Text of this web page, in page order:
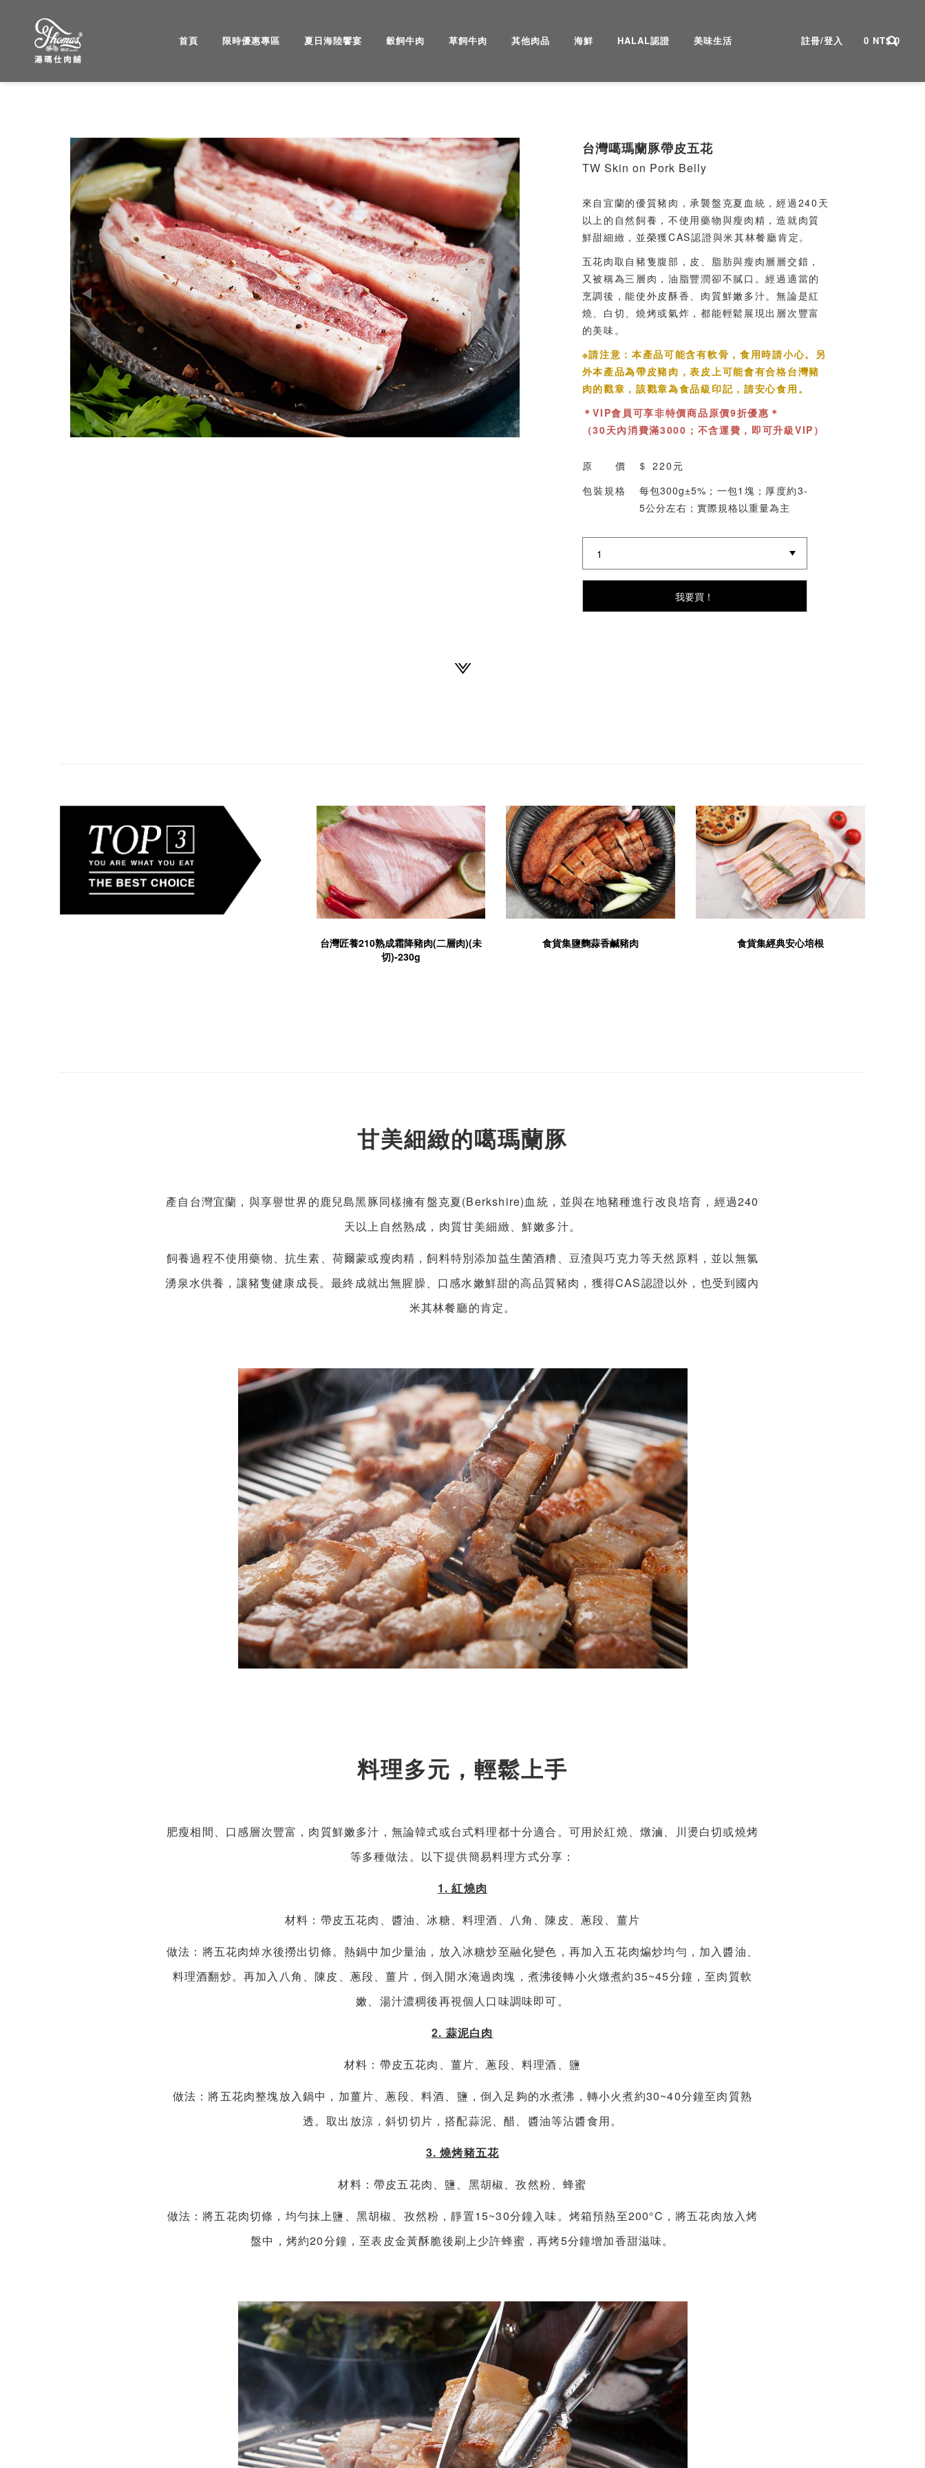
首頁 限時優惠專區 夏日海陸饗宴 穀飼牛肉 草飼牛肉 其他肉品 海鮮 HALAL認證 美味生活 註冊/登入 0 NT$ 0
Previous Next 台灣噶瑪蘭豚帶皮五花
TW Skin on Pork Belly
來自宜蘭的優質豬肉，承襲盤克夏血統，經過240天
以上的自然飼養，不使用藥物與瘦肉精，造就肉質
鮮甜細緻，並榮獲CAS認證與米其林餐廳肯定。
五花肉取自豬隻腹部，皮、脂肪與瘦肉層層交錯，
又被稱為三層肉，油脂豐潤卻不膩口。經過適當的
烹調後，能使外皮酥香、肉質鮮嫩多汁。無論是紅
燒、白切、燒烤或氣炸，都能輕鬆展現出層次豐富
的美味。
※請注意：本產品可能含有軟骨，食用時請小心。另
外本產品為帶皮豬肉，表皮上可能會有合格台灣豬
肉的戳章，該戳章為食品級印記，請安心食用。
＊VIP會員可享非特價商品原價9折優惠＊
（30天內消費滿3000；不含運費，即可升級VIP）
原 價 ＄ 220元
包裝規格
每包300g±5%；一包1塊；厚度約3-
5公分左右；實際規格以重量為主
我要買！
台灣匠養210熟成霜降豬肉(二層肉)(未
切)-230g
食貨集鹽麴蒜香鹹豬肉 食貨集經典安心培根
甘美細緻的噶瑪蘭豚
產自台灣宜蘭，與享譽世界的鹿兒島黑豚同樣擁有盤克夏(Berkshire)血統，並與在地豬種進行改良培育，經過240
天以上自然熟成，肉質甘美細緻、鮮嫩多汁。
飼養過程不使用藥物、抗生素、荷爾蒙或瘦肉精，飼料特別添加益生菌酒糟、豆渣與巧克力等天然原料，並以無氯
湧泉水供養，讓豬隻健康成長。最終成就出無腥臊、口感水嫩鮮甜的高品質豬肉，獲得CAS認證以外，也受到國內
米其林餐廳的肯定。
料理多元，輕鬆上手
肥瘦相間、口感層次豐富，肉質鮮嫩多汁，無論韓式或台式料理都十分適合。可用於紅燒、燉滷、川燙白切或燒烤
等多種做法。以下提供簡易料理方式分享：
1. 紅燒肉
材料：帶皮五花肉、醬油、冰糖、料理酒、八角、陳皮、蔥段、薑片
做法：將五花肉焯水後撈出切條。熱鍋中加少量油，放入冰糖炒至融化變色，再加入五花肉煸炒均勻，加入醬油、
料理酒翻炒。再加入八角、陳皮、蔥段、薑片，倒入開水淹過肉塊，煮沸後轉小火燉煮約35~45分鐘，至肉質軟
嫩、湯汁濃稠後再視個人口味調味即可。
2. 蒜泥白肉
材料：帶皮五花肉、薑片、蔥段、料理酒、鹽
做法：將五花肉整塊放入鍋中，加薑片、蔥段、料酒、鹽，倒入足夠的水煮沸，轉小火煮約30~40分鐘至肉質熟
透。取出放涼，斜切切片，搭配蒜泥、醋、醬油等沾醬食用。
3. 燒烤豬五花
材料：帶皮五花肉、鹽、黑胡椒、孜然粉、蜂蜜
做法：將五花肉切條，均勻抹上鹽、黑胡椒、孜然粉，靜置15~30分鐘入味。烤箱預熱至200°C，將五花肉放入烤
盤中，烤約20分鐘，至表皮金黃酥脆後刷上少許蜂蜜，再烤5分鐘增加香甜滋味。